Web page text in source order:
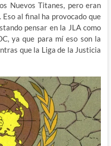
Nuevos Titanes, pero eran
Eso al final ha provocado que
pensar en la JLA como
ya que para mí eso son la
que la Liga de la Justicia